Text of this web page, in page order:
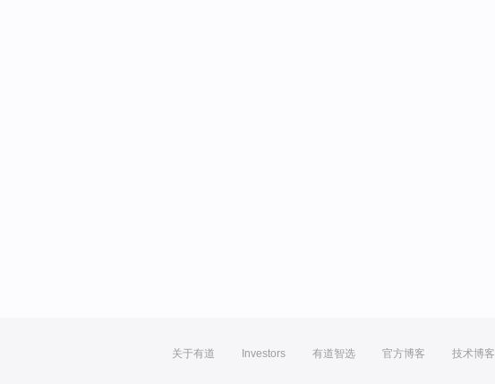
关于有道 Investors 有道智选 官方博客 技术博客